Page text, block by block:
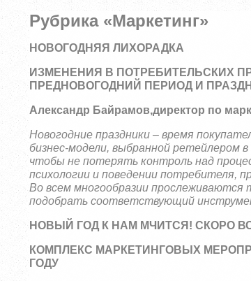
Рубрика «Маркетинг»
НОВОГОДНЯЯ ЛИХОРАДКА
ИЗМЕНЕНИЯ В ПОТРЕБИТЕЛЬСКИХ
ПРЕДНОВОГОДНИЙ ПЕРИОД И
Александр Байрамов,директор по
Новогодние праздники – время
бизнес-модели, выбранной ретейлером
чтобы не потерять контроль над
психологии и поведении потребителя,
Во всем многообразии
подобрать соответствующий
НОВЫЙ ГОД К НАМ МЧИТСЯ! СКОРО
КОМПЛЕКС МАРКЕТИНГОВЫХ
ГОДУ